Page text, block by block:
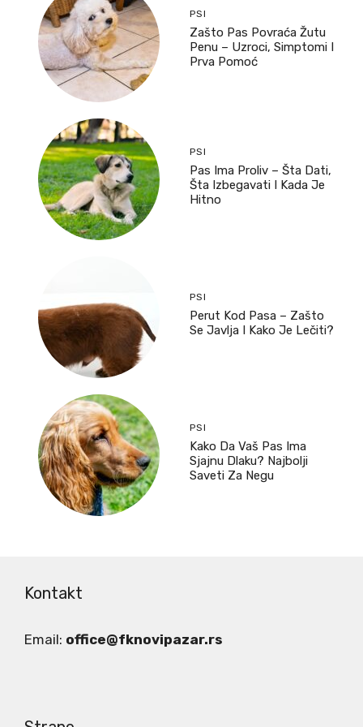
PSI
Zašto Pas Povraća Žutu
Penu – Uzroci, Simptomi I
Prva Pomoć
PSI
Pas Ima Proliv – Šta Dati,
Šta Izbegavati I Kada Je
Hitno
PSI
Perut Kod Pasa – Zašto
Se Javlja I Kako Je Lečiti?
PSI
Kako Da Vaš Pas Ima
Sjajnu Dlaku? Najbolji
Saveti Za Negu
Kontakt
Email: office@fknovipazar.rs